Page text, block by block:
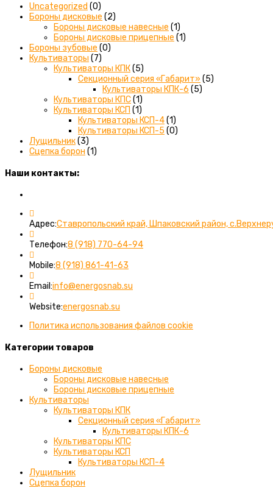
Uncategorized (0)
Бороны дисковые (2)
Бороны дисковые навесные (1)
Бороны дисковые прицепные (1)
Бороны зубовые (0)
Культиваторы (7)
Культиваторы КПК(5)
Секционный серия «Габарит» (5)
Культиваторы КПК-6 (5)
Культиваторы КПС(1)
Культиваторы КСП (1)
Культиваторы КСП-4(1)
Культиваторы КСП-5 (0)
Лущильник(3)
Сцепка борон (1)
Наши контакты:
Адрес:Ставропольский край, Шпаковский район,
Телефон:8 (918) 770-64-94Откроется
Mobile:8 (918) 861-41-63
вашем
Email:info@energosnab.su
Website:energosnab.su
Политика использования файлов cookie
Категории товаров
Бороны дисковые
Бороны дисковые навесные
Бороны дисковые прицепные
Культиваторы
Культиваторы КПК
Секционный серия «Габарит»
Культиваторы КПК-6
Культиваторы КПС
Культиваторы КСП
Культиваторы КСП-4
Лущильник
Сцепка борон